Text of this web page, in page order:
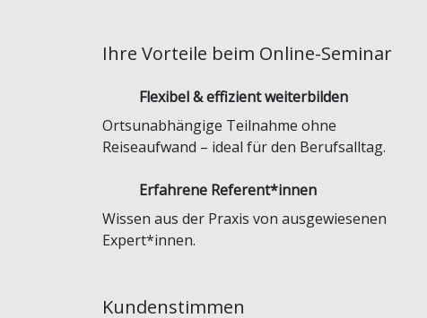
Ihre Vorteile beim Online-Seminar
Flexibel & effizient weiterbilden
Ortsunabhängige Teilnahme ohne
Reiseaufwand – ideal für den Berufsalltag.
Erfahrene Referent*innen
Wissen aus der Praxis von ausgewiesenen
Expert*innen.
Kundenstimmen